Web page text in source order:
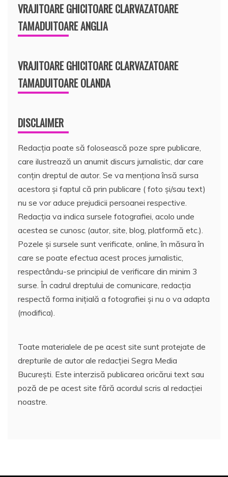
VRAJITOARE GHICITOARE CLARVAZATOARE
TAMADUITOARE ANGLIA
VRAJITOARE GHICITOARE CLARVAZATOARE
TAMADUITOARE OLANDA
DISCLAIMER
Redacția poate să folosească poze spre publicare,
care ilustrează un anumit discurs jurnalistic, dar care
conțin dreptul de autor. Se va menționa însă sursa
acestora și faptul că prin publicare ( foto și/sau text)
nu se vor aduce prejudicii persoanei respective.
Redacția va indica sursele fotografiei, acolo unde
acestea se cunosc (autor, site, blog, platformă etc.).
Pozele și sursele sunt verificate, online, în măsura în
care se poate efectua acest proces jurnalistic,
respectându-se principiul de verificare din minim 3
surse. În cadrul dreptului de comunicare, redacția
respectă forma inițială a fotografiei și nu o va adapta
(modifica).
Toate materialele de pe acest site sunt protejate de
drepturile de autor ale redacției Segra Media
București. Este interzisă publicarea oricărui text sau
poză de pe acest site fără acordul scris al redacției
noastre.